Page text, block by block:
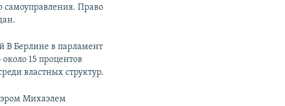
самоуправления. Право
В Берлине в парламент
15 процентов
властных структур.
Михаэлем